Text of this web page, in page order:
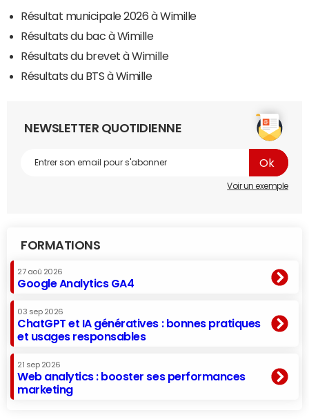
Résultat municipale 2026 à Wimille
Résultats du bac à Wimille
Résultats du brevet à Wimille
Résultats du BTS à Wimille
NEWSLETTER QUOTIDIENNE
Voir un exemple
FORMATIONS
27 aoû 2026
Google Analytics GA4
03 sep 2026
ChatGPT et IA génératives : bonnes pratiques
et usages responsables
21 sep 2026
Web analytics : booster ses performances
marketing